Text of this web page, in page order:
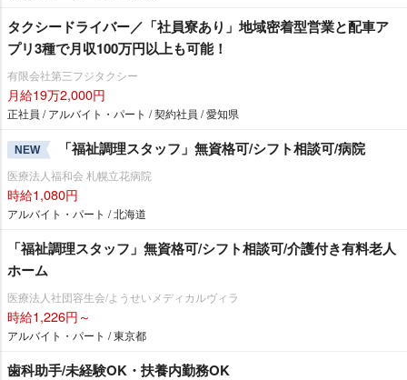
タクシードライバー／「社員寮あり」地域密着型営業と配車ア
プリ3種で月収100万円以上も可能！
有限会社第三フジタクシー
月給19万2,000円
正社員 / アルバイト・パート / 契約社員 / 愛知県
NEW 「福祉調理スタッフ」無資格可/シフト相談可/病院
医療法人福和会 札幌立花病院
時給1,080円
アルバイト・パート / 北海道
「福祉調理スタッフ」無資格可/シフト相談可/介護付き有料老人
ホーム
医療法人社団容生会/ようせいメディカルヴィラ
時給1,226円～
アルバイト・パート / 東京都
歯科助手/未経験OK・扶養内勤務OK